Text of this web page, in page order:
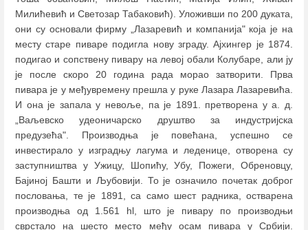
Милићевић и Светозар Табаковић). Уложивши по 200 дуката,
они су основали фирму „Лазаревић и компанија" која је на
месту старе пиваре подигла нову зграду. Ајхингер је 1874.
подигао и сопствену пивару на левој обали Колубаре, али ју
је после скоро 20 година рада морао затворити. Прва
пивара је у међувремену прешла у руке Лазара Лазаревића.
И она је запала у невоље, па је 1891. претворена у а. д.
„Ваљевско удеоничарско друштво за индустријска
предузећа". Производња је повећана, успешно се
инвестирало у изградњу лагума и леденице, отворена су
заступништва у Ужицу, Шопићу, Убу, Пожеги, Обреновцу,
Бајиној Башти и Љубовији. То је означило почетак доброг
пословања, те је 1891, са само шест радника, остварена
производња од 1.561 hl, што је пивару по производњи
сврстало на шесто место међу осам пивара у Србији.